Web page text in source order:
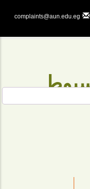
complaints@aun.edu.eg